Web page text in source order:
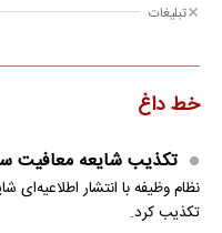
تبلیغات
خط داغ
تکذیب شایعه معافیت
نظام وظیفه با انتشار اطلاعیه‌ای
تکذیب کرد.